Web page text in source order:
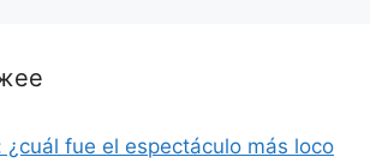
¿cuál fue el espectáculo más loco